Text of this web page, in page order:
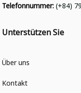
Telefonnummer: (+84)
Unterstützen Sie
Über uns
Kontakt